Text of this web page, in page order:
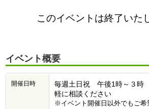
このイベントは終了いた
イベント概要
開催日時
毎週土日祝 午後1時～３時
軽に相談ください
※イベント開催日以外でもご希